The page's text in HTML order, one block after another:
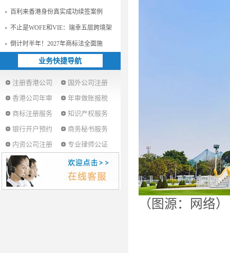
百利来香港身份真实成功续签案例
不止是WOFE和VIE：瑞幸五层跨境架
倒计时半年！2027年商标法全面施
业务快捷导航
注册香港公司
国外公司注册
香港公司年审
年审做账报税
商标注册服务
知识产权服务
银行开户预约
商务秘书服务
内资公司注册
专业律师公证
（图源：网络）